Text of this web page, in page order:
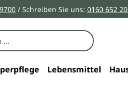
/ Schreiben Sie uns: 0160 652
Lebensmittel